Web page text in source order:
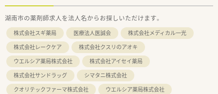
湖南市の薬剤師求人を法人名からお探しいただけます。
株式会社スギ薬局 医療法人医誠会
株式会社メディカル一光
株式会社レークケア
株式会社クスリのアオキ
ウエルシア薬局株式会社
株式会社アイセイ薬局
株式会社サンドラッグ
シマタニ株式会社
クオリテックファーマ株式会社
ウエルシア薬局株式会社